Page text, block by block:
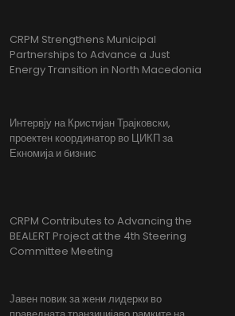
CRPM Strengthens Municipal
Partnerships to Advance a Just
Energy Transition in North Macedonia
Интервју на Кристијан Трајковски,
проектен координатор во ЦИКП за
Екномија и бизнис
CRPM Contributes to Advancing the
BEALERT Project at the 4th Steering
Committee Meeting
Јавен повик за жени лидерки во